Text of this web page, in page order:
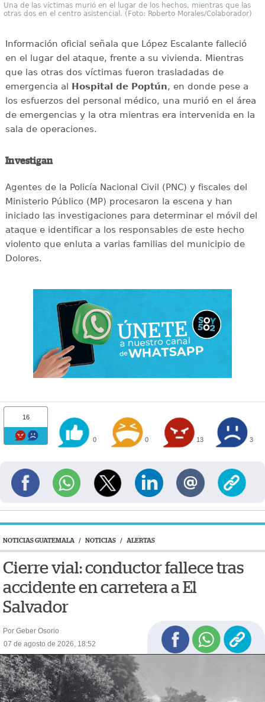
Una de las víctimas murió en el lugar de los hechos, mientras que las
otras dos en el centro asistencial. (Foto: Roberto Morales/Colaborador)
Información oficial señala que López Escalante falleció
en el lugar del ataque, frente a su vivienda. Mientras
que las otras dos víctimas fueron trasladadas de
emergencia al Hospital de Poptún, en donde pese a
los esfuerzos del personal médico, una murió en el área
de emergencias y la otra mientras era intervenida en la
sala de operaciones.
Investigan
Agentes de la Policía Nacional Civil (PNC) y fiscales del
Ministerio Público (MP) procesaron la escena y han
iniciado las investigaciones para determinar el móvil del
ataque e identificar a los responsables de este hecho
violento que enluta a varias familias del municipio de
Dolores.
16
0 0 13 3
NOTICIAS GUATEMALA / NOTICIAS / ALERTAS
Cierre vial: conductor fallece tras
accidente en carretera a El
Salvador
Por Geber Osorio
07 de agosto de 2026, 18:52